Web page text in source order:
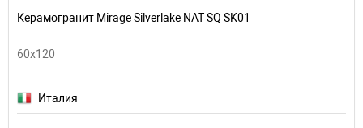
Керамогранит Mirage Silverlake NAT SQ SK01
60x120
Италия